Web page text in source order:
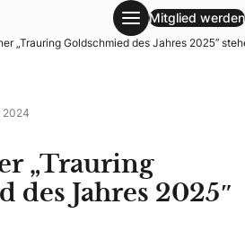
des Jahres 2025″
Mitglied werden
„Trauring Goldschmied des Jahres 2025″
2024
„Trauring
des Jahres 2025″